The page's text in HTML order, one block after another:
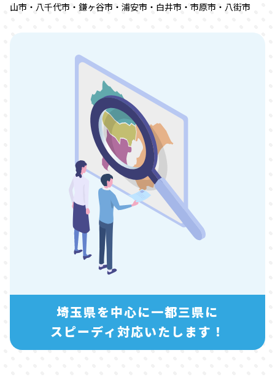
山市・八千代市・鎌ヶ谷市・浦安市・白井市・市原市・八街市
埼玉県を中心に一都三県に
スピーディ対応いたします！